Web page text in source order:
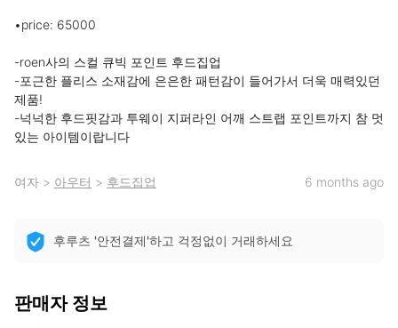
•price: 65000
-roen사의 스컬 큐빅 포인트 후드집업
-포근한 플리스 소재감에 은은한 패턴감이 들어가서 더욱 매력있던
제품!
-넉넉한 후드핏감과 투웨이 지퍼라인 어깨 스트랩 포인트까지 참 멋
있는 아이템이랍니다
여자 > 아우터 > 후드집업 6 months ago
후루츠 '안전결제'하고 걱정없이 거래하세요
판매자 정보